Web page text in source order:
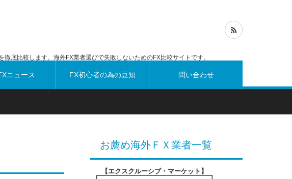
底比較します。海外FX業者選びで失敗しないためのFX比較サイトです。
ニュース FX初心者の為の豆知 問い合わせ
お薦め海外ＦＸ業者一覧
【エクスクルーシブ・マーケット 】